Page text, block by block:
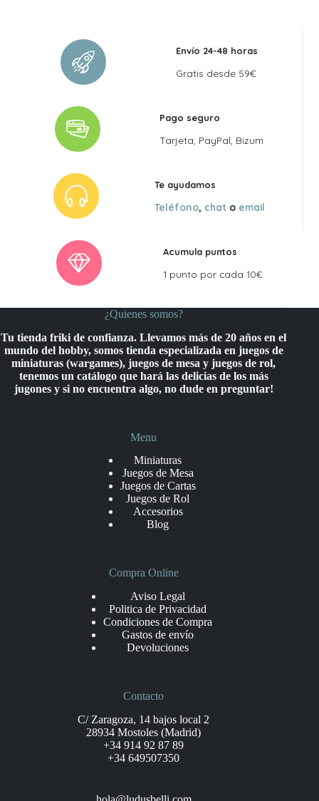
Envío 24-48 horas
Gratis desde 59€
Pago seguro
Tarjeta, PayPal, Bizum
Te ayudamos
Teléfono, chat o email
Acumula puntos
1 punto por cada 10€
¿Quienes somos?
Tu tienda friki de confianza. Llevamos más de 20 años en el
mundo del hobby, somos tienda especializada en juegos de
miniaturas (wargames), juegos de mesa y juegos de rol,
tenemos un catálogo que hará las delicias de los más
jugones y si no encuentra algo, no dude en preguntar!
Menu
Miniaturas
Juegos de Mesa
Juegos de Cartas
Juegos de Rol
Accesorios
Blog
Compra Online
Aviso Legal
Politica de Privacidad
Condiciones de Compra
Gastos de envío
Devoluciones
Contacto
C/ Zaragoza, 14 bajos local 2
28934 Mostoles (Madrid)
+34 914 92 87 89
+34 649507350